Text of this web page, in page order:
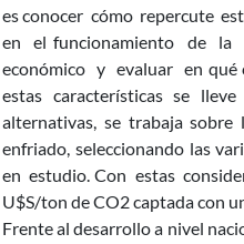
es conocer cómo repercute
en el funcionamiento de
económico y evaluar en qué
estas características se
alternativas, se trabaja sobre
enfriado, seleccionando las
en estudio. Con estas
U$S/ton de CO2 captada con
Frente al desarrollo a nivel